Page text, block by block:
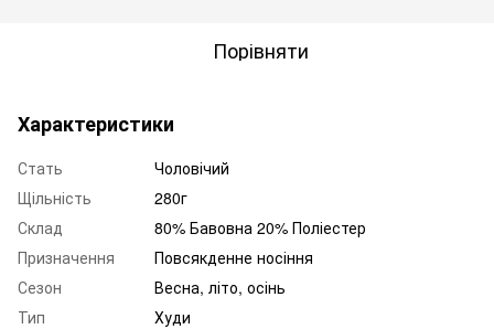
Порівняти
Характеристики
Стать
Чоловічий
Щільність
280г
Склад
80% Бавовна 20% Поліестер
Призначення
Повсякденне носіння
Сезон
Весна, літо, осінь
Тип
Худи